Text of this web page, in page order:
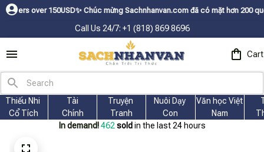
ㅤ✨ Chúc mừng Sachnhanvan.com đã có mặt hơn 200 quốc gia như Mỹ,
Call Us 24/7: +1 (818) 869 8696
Cart
Thiếu Nhi
Cổ Tích
Tài
Chính
Truyện
Tranh
Nuôi Dạy
Con
Văn học Việt
Nam
In demand! 462 sold in the last 24 hours